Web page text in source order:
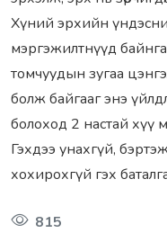
Хүний эрхийн
мэргэжилтнүүд байнга
томчуудын зугаа
болж байгааг энэ
болоход 2 настай хүү
Гэхдээ унахгүй,
хохирохгүй гэх
815